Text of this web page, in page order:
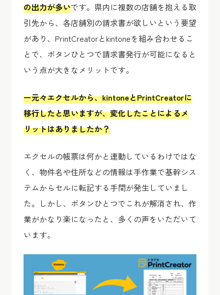
の出力が多いです。県内に複数の店舗を抱える取
引先から、各店舗別の請求書が欲しいという要望
があり、PrintCreatorとkintoneを組み合わせるこ
とで、ボタンひとつで請求書発行が可能になると
いう点が大きなメリットです。
ー元々エクセルから、kintoneとPrintCreatorに
移行したと思いますが、変化したことによるメ
リットはありましたか？
エクセルの帳票は何かと連動しているわけではな
く、物件名や住所などの情報は手作業で基幹シス
テムからセルに転記する手間が発生していまし
た。しかし、ボタンひとつでこれが解消され、作
業がかなり楽になったと、多くの声をいただいて
います。